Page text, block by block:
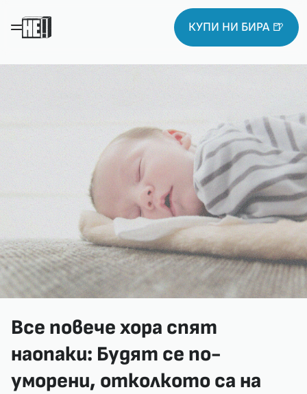
КУПИ НИ БИРА 🍺
Все повече хора спят
наопаки: Будят се по-
уморени, отколкото са на